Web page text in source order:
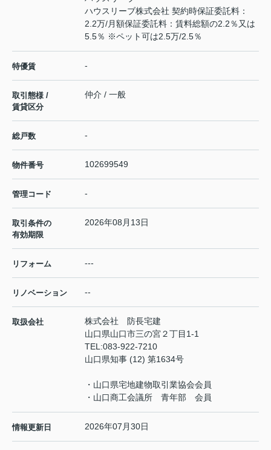
ハウスリーブ株式会社 契約時保証委託料：
2.2万/月額保証委託料：賃料総額の2.2％又は
5.5％ ※ペット可は2.5万/2.5％
特優賃 -
取引態様 /
賃貸区分
仲介 / 一般
総戸数 -
物件番号 102699549
管理コード -
取引条件の
有効期限
2026年08月13日
リフォーム ---
リノベーション --
取扱会社
株式会社 防長宅建
山口県山口市三の宮２丁目1-1
TEL:083-922-7210
山口県知事 (12) 第1634号
・山口県宅地建物取引業協会会員
・山口商工会議所 青年部 会員
情報更新日 2026年07月30日